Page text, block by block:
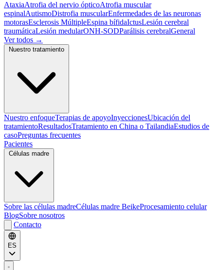
AtaxiaAtrofia del nervio ópticoAtrofia muscular
espinalAutismoDistrofia muscularEnfermedades de las neuronas
motorasEsclerosis MúltipleEspina bífidaIctusLesión cerebral
traumáticaLesión medularONH-SODParálisis cerebralGeneral
Ver todos →
Nuestro enfoqueTerapias de apoyoInyeccionesUbicación del
tratamientoResultadosTratamiento en China o TailandiaEstudios de
casoPreguntas frecuentes
Pacientes
Sobre las células madreCélulas madre BeikeProcesamiento celular
BlogSobre nosotros
Contacto
ES